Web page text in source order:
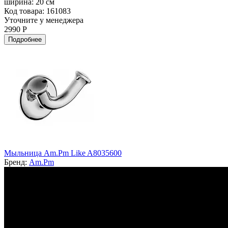
ширина: 20 см
Код товара: 161083
Уточните у менеджера
2990 Р
Подробнее
Мыльница Am.Pm Like A8035600
Бренд: Am.Pm